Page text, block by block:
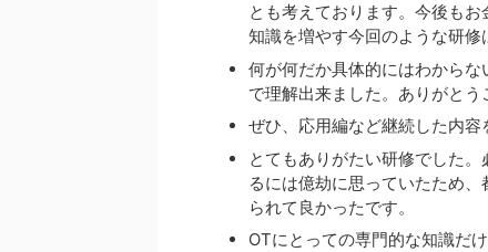
とも考えております。今後も
知識を増やす今回のような研修
何が何だか具体的にはわから
で理解出来ました。ありがとう
ぜひ、応用編など継続した内容
とてもありがたい研修でした
るには億劫に思っていたため
られて良かったです。
OTにとっての専門的な知識だ